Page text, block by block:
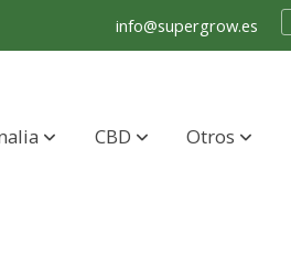
info@supergrow.es
CBD Otros